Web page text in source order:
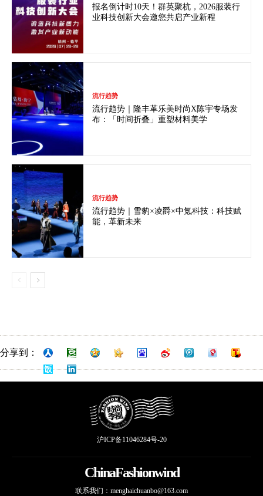
报名倒计时10天！群英聚杭，2026服装行
业科技创新大会邀您共启产业新程
流行趋势
流行趋势｜隆丰革乐美时尚X陈宇专场发
布：「时间折叠」重塑材料美学
流行趋势
流行趋势｜雪豹×凌爵×中氪科技：科技赋
能，革新未来
分享到：
沪ICP备11046284号-20
ChinaFashionwind
联系我们： menghaichuanbo@163.com